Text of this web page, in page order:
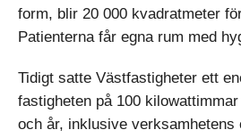
form, blir 20 000 kvadratmeter
Patienterna får egna rum med
Tidigt satte Västfastigheter ett
fastigheten på 100
och år, inklusive verksamhetens